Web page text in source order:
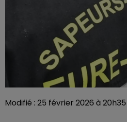
Modifié : 25 février 2026 à